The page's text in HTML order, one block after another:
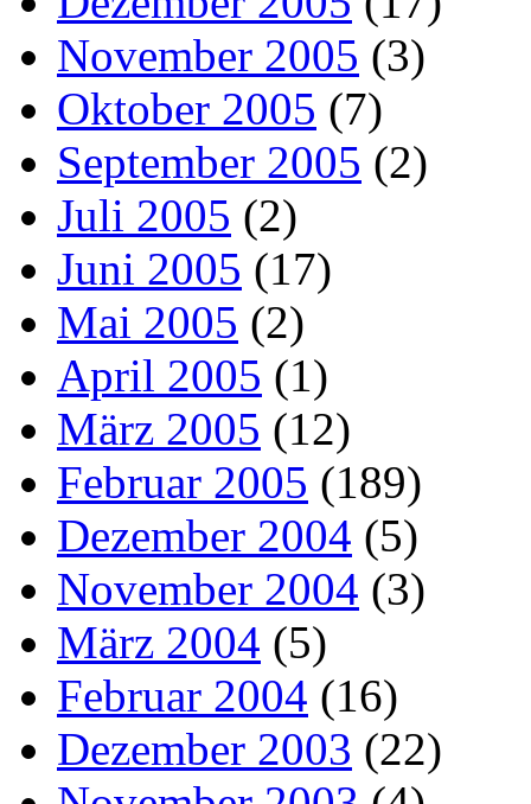
November 2005 (3)
Oktober 2005 (7)
September 2005 (2)
Juli 2005 (2)
Juni 2005 (17)
Mai 2005 (2)
April 2005 (1)
März 2005 (12)
Februar 2005 (189)
Dezember 2004 (5)
November 2004 (3)
März 2004 (5)
Februar 2004 (16)
Dezember 2003 (22)